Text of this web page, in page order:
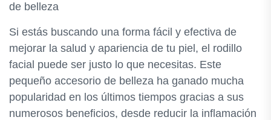
de belleza
Si estás buscando una forma fácil y efectiva de
mejorar la salud y apariencia de tu piel, el rodillo
facial puede ser justo lo que necesitas. Este
pequeño accesorio de belleza ha ganado mucha
popularidad en los últimos tiempos gracias a sus
numerosos beneficios, desde reducir la inflamación